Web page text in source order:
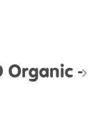
Organic -